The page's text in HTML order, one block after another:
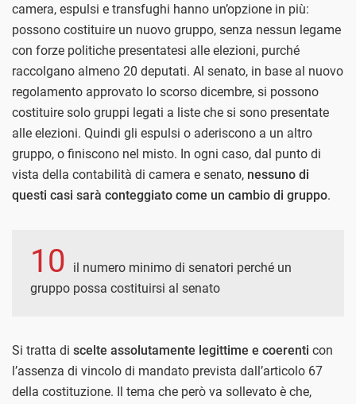
camera, espulsi e transfughi hanno un’opzione in più:
possono costituire un nuovo gruppo, senza nessun legame
con forze politiche presentatesi alle elezioni, purché
raccolgano almeno 20 deputati. Al senato, in base al nuovo
regolamento approvato lo scorso dicembre, si possono
costituire solo gruppi legati a liste che si sono presentate
alle elezioni. Quindi gli espulsi o aderiscono a un altro
gruppo, o finiscono nel misto. In ogni caso, dal punto di
vista della contabilità di camera e senato, nessuno di
questi casi sarà conteggiato come un cambio di gruppo.
10
il numero minimo di senatori perché un
gruppo possa costituirsi al senato
Si tratta di scelte assolutamente legittime e coerenti con
l’assenza di vincolo di mandato prevista dall’articolo 67
della costituzione. Il tema che però va sollevato è che,